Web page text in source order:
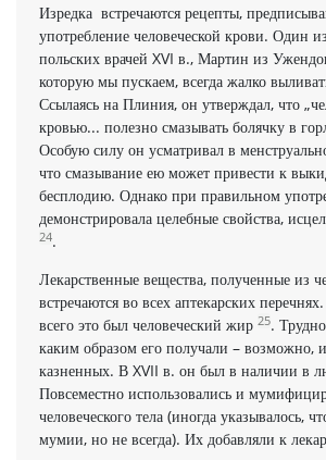
Изредка встречаются рецепты,
употребление человеческой крови. Один
польских врачей XVI в., Мартин из
которую мы пускаем, всегда жалко
Ссылаясь на Плиния, он утверждал, что
кровью... полезно смазывать болячку в
Особую силу он усматривал в
что смазывание ею может привести к
бесплодию. Однако при правильном
демонстрировала целебные свойства,
24.
Лекарственные вещества, полученные из
встречаются во всех аптекарских
всего это был человеческий жир 25.
каким образом его получали – возможно,
казненных. В XVII в. он был в наличии в
Повсеместно использовались и
человеческого тела (иногда указывалось,
мумии, но не всегда). Их добавляли к